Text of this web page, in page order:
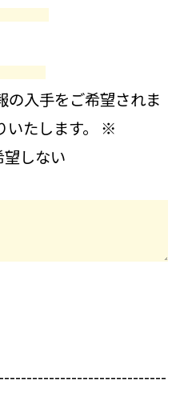
の入手をご希望されま
たします。 ※
望しない